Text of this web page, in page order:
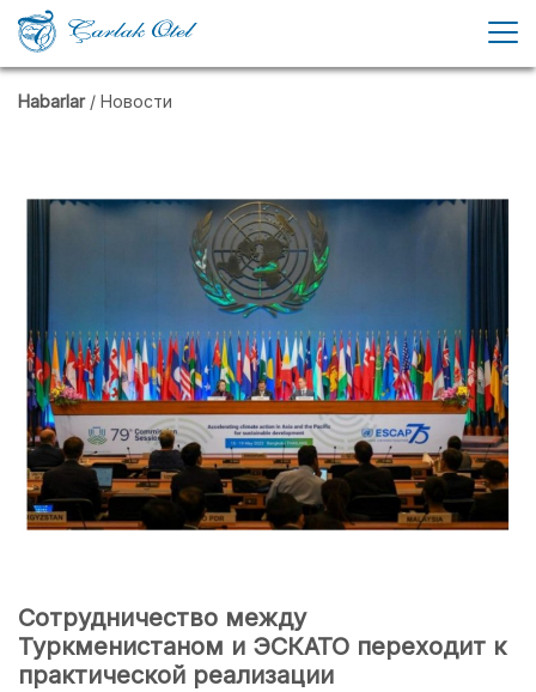
Habarlar / Новости
Сотрудничество между
Туркменистаном и ЭСКАТО переходит к
практической реализации